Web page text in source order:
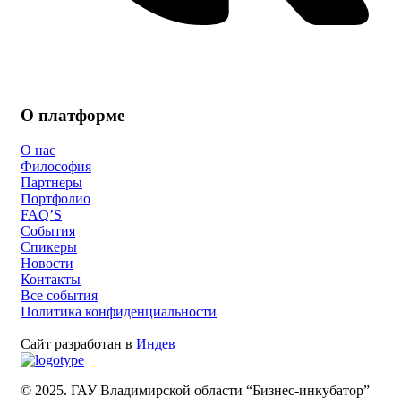
О платформе
О нас
Философия
Партнеры
Портфолио
FAQ’S
События
Спикеры
Новости
Контакты
Все события
Политика конфиденциальности
Сайт разработан в Индев
© 2025. ГАУ Владимирской области “Бизнес-инкубатор”